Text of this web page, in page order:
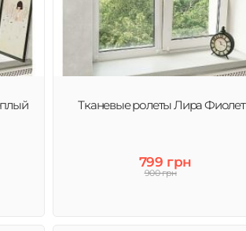
Тканевые ролеты Лира Фиолет
799 грн
900 грн